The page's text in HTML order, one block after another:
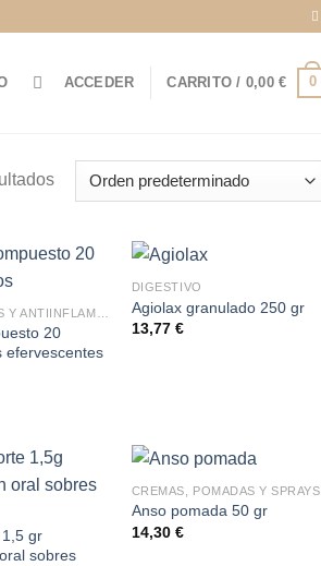
ACCEDER CARRITO / 0,00€ 0
20
efervescentes
DIGESTIVO
Agiolax granulado 250 gr
13,77 €
gr
sobres
CREMAS, POMADAS Y SPRAYS
Anso pomada 50 gr
14,30 €